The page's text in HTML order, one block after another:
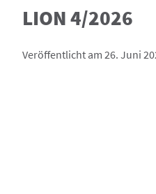
LION 4/2026
Veröffentlicht am 26. Juni